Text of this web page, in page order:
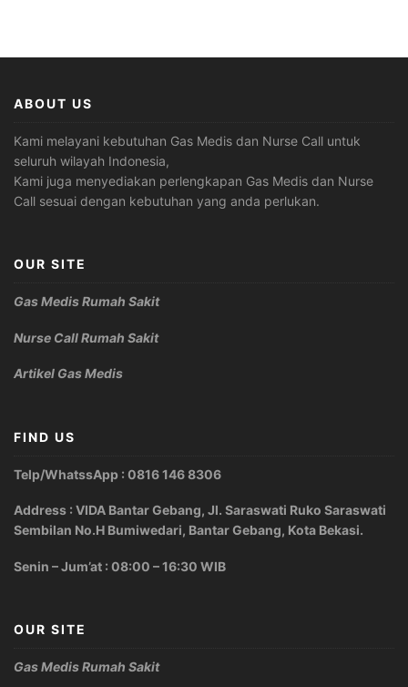
ABOUT US
Kami melayani kebutuhan Gas Medis dan Nurse Call untuk
seluruh wilayah Indonesia,
Kami juga menyediakan perlengkapan Gas Medis dan Nurse
Call sesuai dengan kebutuhan yang anda perlukan.
OUR SITE
Gas Medis Rumah Sakit
Nurse Call Rumah Sakit
Artikel Gas Medis
FIND US
Telp/WhatssApp : 0816 146 8306
Address : VIDA Bantar Gebang, Jl. Saraswati Ruko Saraswati
Sembilan No.H Bumiwedari, Bantar Gebang, Kota Bekasi.
Senin – Jum’at : 08:00 – 16:30 WIB
OUR SITE
Gas Medis Rumah Sakit